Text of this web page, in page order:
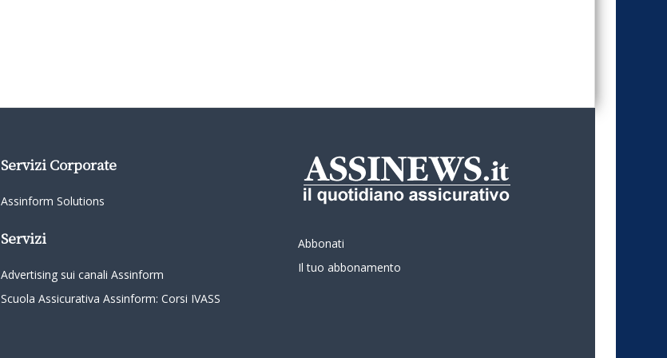
Servizi Corporate
Assinform Solutions
Servizi
Advertising sui canali Assinform
Scuola Assicurativa Assinform: Corsi IVASS
Abbonati
Il tuo abbonamento